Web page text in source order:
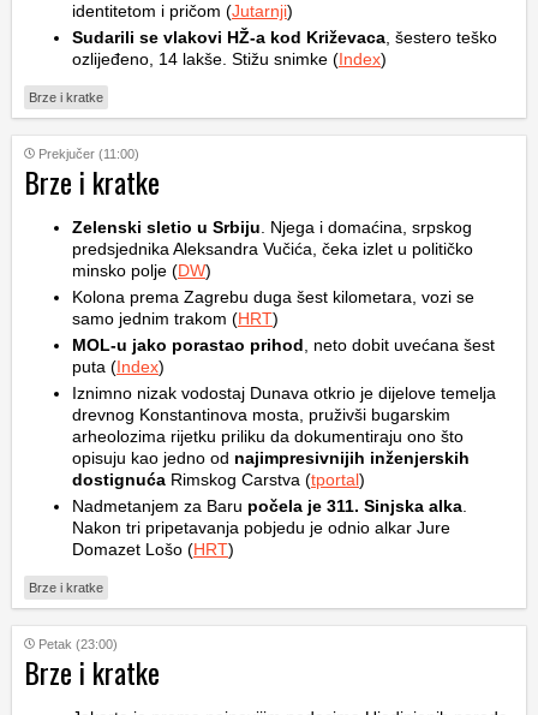
identitetom i pričom (Jutarnji)
Sudarili se vlakovi HŽ-a kod Križevaca , šestero teško
ozlijeđeno, 14 lakše. Stižu snimke (Index)
Brze i kratke
Prekjučer (11:00)
Brze i kratke
Zelenski sletio u Srbiju . Njega i domaćina, srpskog
predsjednika Aleksandra Vučića, čeka izlet u političko
minsko polje (DW)
Kolona prema Zagrebu duga šest kilometara, vozi se
samo jednim trakom (HRT)
MOL-u jako porastao prihod , neto dobit uvećana šest
puta (Index)
Iznimno nizak vodostaj Dunava otkrio je dijelove temelja
drevnog Konstantinova mosta, pruživši bugarskim
arheolozima rijetku priliku da dokumentiraju ono što
opisuju kao jedno od najimpresivnijih inženjerskih
dostignuća Rimskog Carstva (tportal)
Nadmetanjem za Baru počela je 311. Sinjska alka
Nakon tri pripetavanja pobjedu je odnio alkar Jure
Domazet Lošo (HRT)
Brze i kratke
Petak (23:00)
Brze i kratke